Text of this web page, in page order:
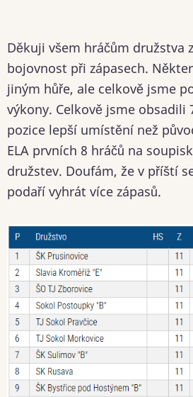
Děkuji všem hráčům družstva
bojovnost při zápasech.
jiným hůře, ale celkově jsme
výkony. Celkově jsme obsadili
pozice lepší umístění než
ELA prvních 8 hráčů na
družstev. Doufám, že v příští
podaří vyhrát více zápasů.